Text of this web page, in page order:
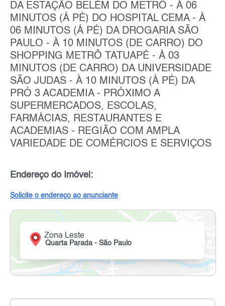
DA ESTAÇÃO BELÉM DO METRÔ - À 06
MINUTOS (Á PÉ) DO HOSPITAL CEMA - À
06 MINUTOS (Á PÉ) DA DROGARIA SÃO
PAULO - À 10 MINUTOS (DE CARRO) DO
SHOPPING METRÔ TATUAPÉ - À 03
MINUTOS (DE CARRO) DA UNIVERSIDADE
SÃO JUDAS - À 10 MINUTOS (Á PÉ) DA
PRÓ 3 ACADEMIA - PRÓXIMO A
SUPERMERCADOS, ESCOLAS,
FARMÁCIAS, RESTAURANTES E
ACADEMIAS - REGIÃO COM AMPLA
VARIEDADE DE COMÉRCIOS E SERVIÇOS
Endereço do Imóvel:
Solicite o endereço ao anunciante
Zona Leste
Quarta Parada - São Paulo